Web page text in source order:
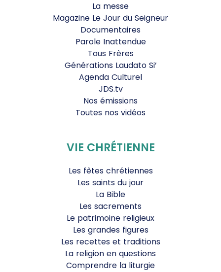
La messe
Magazine Le Jour du Seigneur
Documentaires
Parole Inattendue
Tous Frères
Générations Laudato Si’
Agenda Culturel
JDS.tv
Nos émissions
Toutes nos vidéos
VIE CHRÉTIENNE
Les fêtes chrétiennes
Les saints du jour
La Bible
Les sacrements
Le patrimoine religieux
Les grandes figures
Les recettes et traditions
La religion en questions
Comprendre la liturgie